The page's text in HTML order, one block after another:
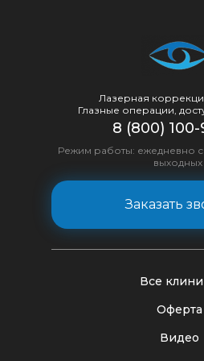
Лазерная
Глазные операции,
Оферта
Видео
Все
8 (800)
Режим работы: ежедневно
выходных
Заказать